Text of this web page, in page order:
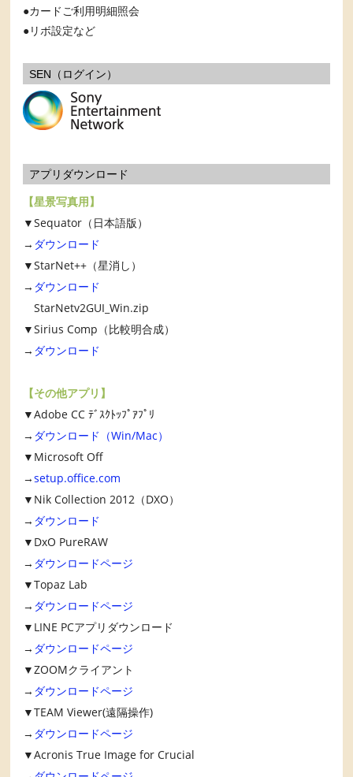
カードご利用明細照会
リボ設定など
SEN（ログイン）
アプリダウンロード
【星景写真用】
▼Sequator（日本語版）
→ ダウンロード
▼StarNet++（星消し）
→ ダウンロード
StarNetv2GUI_Win.zip
▼Sirius Comp（比較明合成）
→ ダウンロード
【その他アプリ】
▼Adobe CC ﾃﾞｽｸﾄｯﾌﾟｱﾌﾟﾘ
→ ダウンロード（Win/Mac）
▼Microsoft Off
→setup.office.com
▼Nik Collection 2012（DXO）
→ ダウンロード
▼DxO PureRAW
→ ダウンロードページ
▼Topaz Lab
→ ダウンロードページ
▼LINE PCアプリダウンロード
→ ダウンロードページ
▼ZOOMクライアント
→ ダウンロードページ
▼TEAM Viewer(遠隔操作)
→ ダウンロードページ
▼Acronis True Image for Crucial